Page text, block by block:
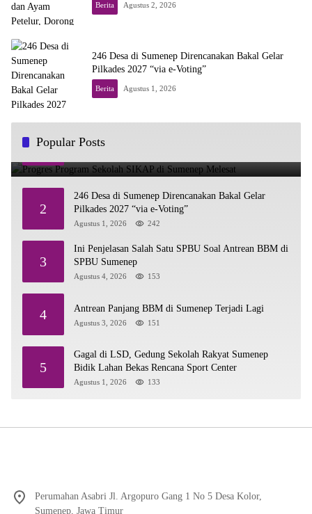
Berita Agustus 2, 2026
246 Desa di Sumenep Direncanakan Bakal Gelar
Pilkades 2027 “via e-Voting”
Berita Agustus 1, 2026
Popular Posts
1 Progres Program Sekolah SIKAP di Sumenep Melesat
2
246 Desa di Sumenep Direncanakan Bakal Gelar
Pilkades 2027 “via e-Voting”
Agustus 1, 2026 242
3
Ini Penjelasan Salah Satu SPBU Soal Antrean BBM di
SPBU Sumenep
Agustus 4, 2026 153
4 Antrean Panjang BBM di Sumenep Terjadi Lagi
Agustus 3, 2026 151
5
Gagal di LSD, Gedung Sekolah Rakyat Sumenep
Bidik Lahan Bekas Rencana Sport Center
Agustus 1, 2026 133
Perumahan Asabri Jl. Argopuro Gang 1 No 5 Desa Kolor,
Sumenep, Jawa Timur